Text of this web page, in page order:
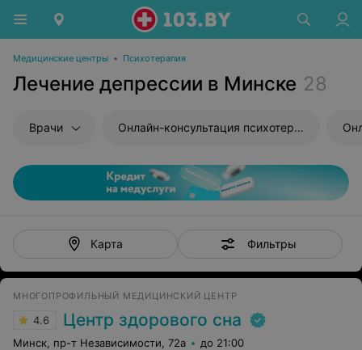
Медицинские центры • Психотерапия
Лечение депрессии в Минске 28
Врачи Онлайн-консультация психотерапевта
Карта Фильтры
МНОГОПРОФИЛЬНЫЙ МЕДИЦИНСКИЙ ЦЕНТР
4.6 Центр здорового сна
Минск, пр-т Независимости, 72а до 21:00